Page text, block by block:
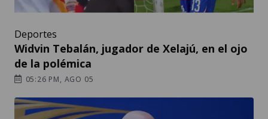
Deportes
Widvin Tebalán, jugador de Xelajú, en el ojo
de la polémica
05:26 PM, AGO 05